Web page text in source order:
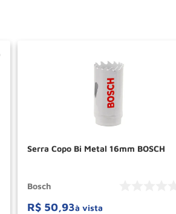
Serra Copo Bi Metal 16mm BOSCH
Bosch
R$ 50,93à vista